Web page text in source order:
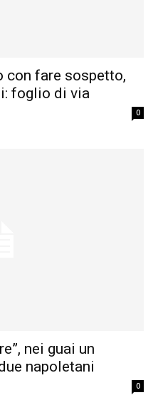
con fare sospetto,
foglio di via
0
nei guai un
napoletani
0